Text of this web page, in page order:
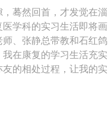
蓦然回首，才发觉在淄
学科的实习生活即将画
、张静总带教和石红鸽
在康复的学习生活充实
的相处过程，让我的实